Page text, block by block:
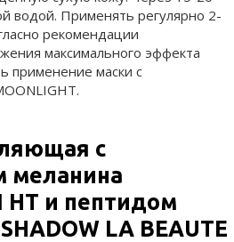
водой. Применять регулярно 2-
рекомендации
максимального эффекта
применение маски с
с
меланина
HT и пептидом
LA BEAUTE